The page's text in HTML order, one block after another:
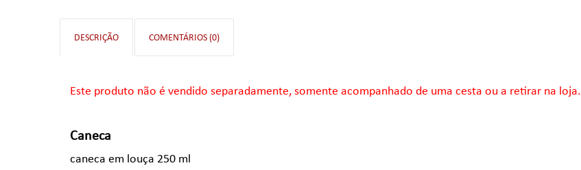
DESCRIÇÃO COMENTÁRIOS (0)
Este produto não é vendido separadamente, somente acompanhado de uma cesta ou a retirar na loja.
Caneca
caneca em louça 250 ml